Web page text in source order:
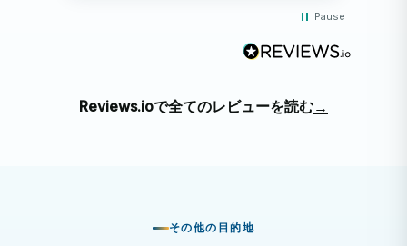
Pause
Reviews.ioで全てのレビューを読む→
その他の目的地